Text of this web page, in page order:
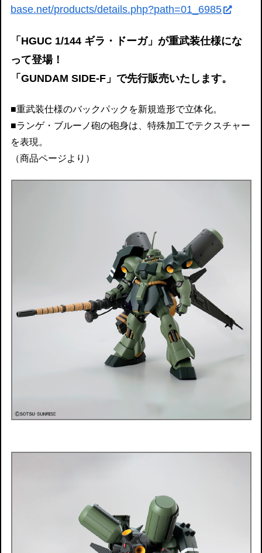
base.net/products/details.php?path=01_6985
「HGUC 1/144 ギラ・ドーガ」が重武装仕様にな
って登場！
「GUNDAM SIDE-F」で先行販売いたします。
■重武装仕様のバックパックを新規造形で立体化。
■ランゲ・ブルーノ砲の砲身は、特殊加工でテクスチャー
を表現。
（商品ページより）